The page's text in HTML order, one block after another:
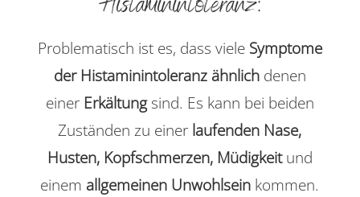
Problematisch ist es, dass viele Symptome
der Histaminintoleranz ähnlichdenen
einer Erkältungsind. Es kann bei beiden
Zuständen zu einer laufenden Nase,
Husten, Kopfschmerzen, Müdigkeitund
einem allgemeinen Unwohlsein kommen.